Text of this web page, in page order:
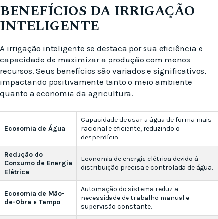
BENEFÍCIOS DA IRRIGAÇÃO
INTELIGENTE
A irrigação inteligente se destaca por sua eficiência e
capacidade de maximizar a produção com menos
recursos. Seus benefícios são variados e significativos,
impactando positivamente tanto o meio ambiente
quanto a economia da agricultura.
Economia de Água
Capacidade de usar a água de forma mais
racional e eficiente, reduzindo o
desperdício.
Redução do
Consumo de Energia
Elétrica
Economia de energia elétrica devido à
distribuição precisa e controlada de água.
Economia de Mão-
de-Obra e Tempo
Automação do sistema reduz a
necessidade de trabalho manual e
supervisão constante.